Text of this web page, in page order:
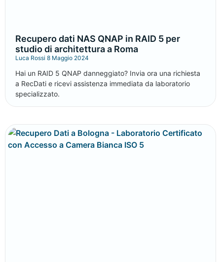
Recupero dati NAS QNAP in RAID 5 per
studio di architettura a Roma
Luca Rossi 8 Maggio 2024
Hai un RAID 5 QNAP danneggiato? Invia ora una richiesta
a RecDati e ricevi assistenza immediata da laboratorio
specializzato.